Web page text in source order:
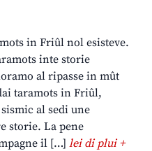
in Friûl nol esisteve.
inte storie
al ripasse in mût
taramots in Friûl,
al sedi une
storie. La pene
il […] lei di plui +